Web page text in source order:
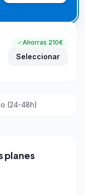
Ahorras 210€
Seleccionar
(24-48h)
planes